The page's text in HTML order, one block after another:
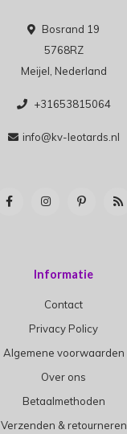
Bosrand 19
5768RZ
Meijel, Nederland
+31653815064
info@kv-leotards.nl
Informatie
Contact
Privacy Policy
Algemene voorwaarden
Over ons
Betaalmethoden
Verzenden & retourneren